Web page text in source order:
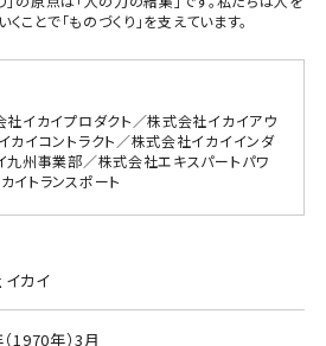
ことで「ものづくり」を支えています。
イカイプロダクト／株式会社イカイアウ
カイコントラクト／株式会社イカイインダ
九州事業部／株式会社エキスパートパワ
イトランスポート
カイ
1970年）3月